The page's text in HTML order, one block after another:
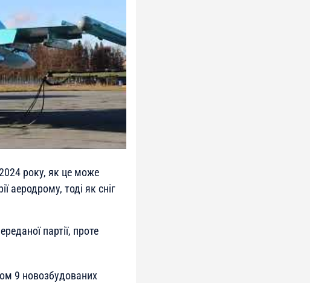
року, як це може
аеродрому, тоді як сніг
партії, проте
9 новозбудованих